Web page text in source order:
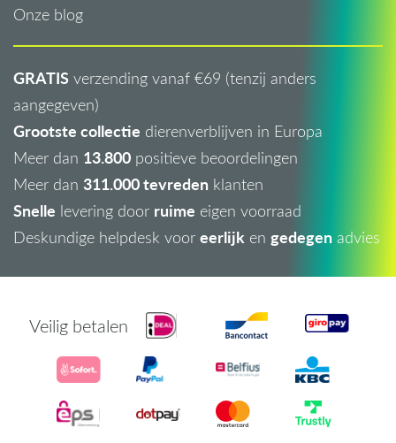
Onze blog
GRATIS verzending vanaf €69 (tenzij anders
aangegeven)
Grootste collectie dierenverblijven in Europa
Meer dan 13.800 positieve beoordelingen
Meer dan 311.000 tevreden klanten
Snelle levering door ruime eigen voorraad
Deskundige helpdesk voor eerlijk en gedegen advies
Veilig betalen